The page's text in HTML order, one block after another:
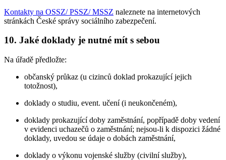
Kontakty na OSSZ/ PSSZ/ MSSZ naleznete na internetových
stránkách České správy sociálního zabezpečení.
10. Jaké doklady je nutné mít s sebou
Na úřadě předložte:
občanský průkaz (u cizinců doklad prokazující jejich
totožnost),
doklady o studiu, event. učení (i neukončeném),
doklady prokazující doby zaměstnání, popřípadě doby vedení
v evidenci uchazečů o zaměstnání; nejsou-li k dispozici žádné
doklady, uvedou se údaje o dobách zaměstnání,
doklady o výkonu vojenské služby (civilní služby),